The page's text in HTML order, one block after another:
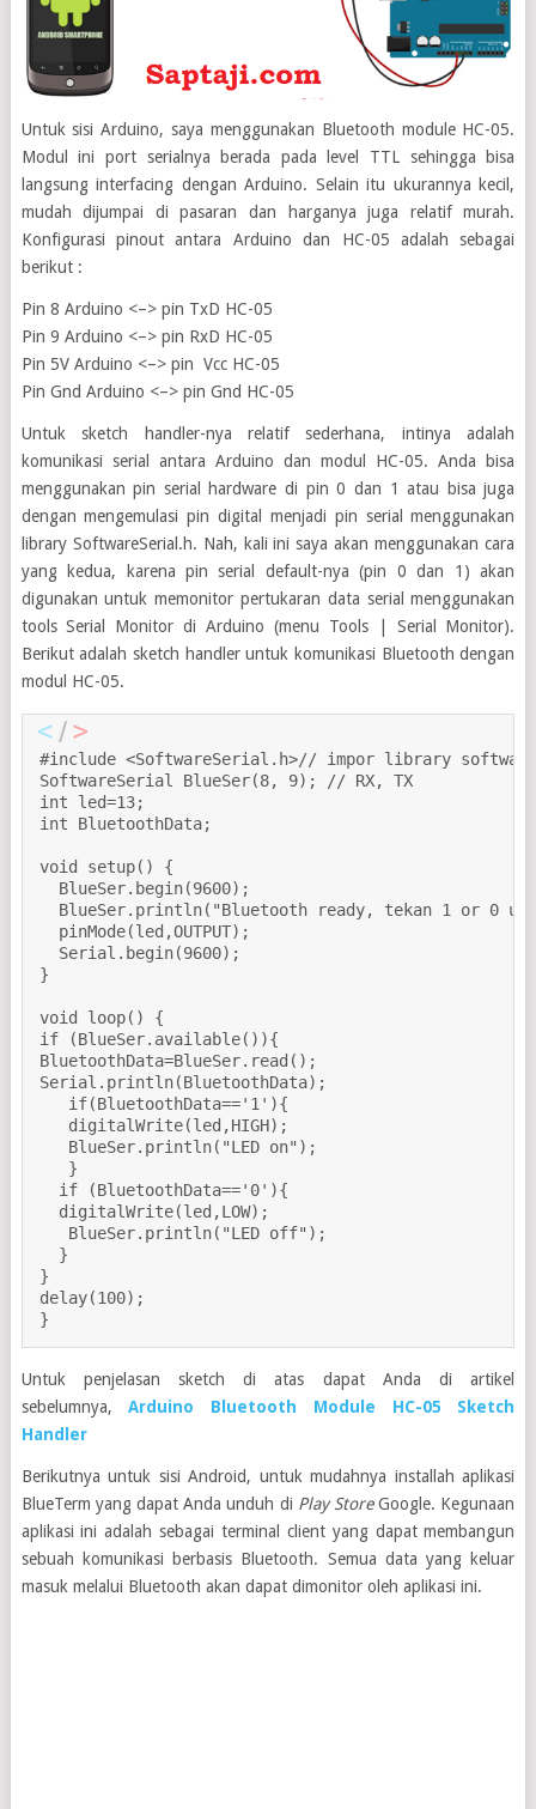
Untuk sisi Arduino, saya menggunakan Bluetooth module HC-05.
Modul ini port serialnya berada pada level TTL sehingga bisa
langsung interfacing dengan Arduino. Selain itu ukurannya kecil,
mudah dijumpai di pasaran dan harganya juga relatif murah.
Konfigurasi pinout antara Arduino dan HC-05 adalah sebagai
berikut :
Pin 8 Arduino <–> pin TxD HC-05
Pin 9 Arduino <–> pin RxD HC-05
Pin 5V Arduino <–> pin Vcc HC-05
Pin Gnd Arduino <–> pin Gnd HC-05
Untuk sketch handler-nya relatif sederhana, intinya adalah
komunikasi serial antara Arduino dan modul HC-05. Anda bisa
menggunakan pin serial hardware di pin 0 dan 1 atau bisa juga
dengan mengemulasi pin digital menjadi pin serial menggunakan
library SoftwareSerial.h. Nah, kali ini saya akan menggunakan cara
yang kedua, karena pin serial default-nya (pin 0 dan 1) akan
digunakan untuk memonitor pertukaran data serial menggunakan
tools Serial Monitor di Arduino (menu Tools | Serial Monitor).
Berikut adalah sketch handler untuk komunikasi Bluetooth dengan
modul HC-05.
#include <SoftwareSerial.h>// impor library
SoftwareSerial BlueSer(8, 9); // RX, TX
int led=13;
int BluetoothData;
void setup() {
BlueSer.begin(9600);
BlueSer.println("Bluetooth ready, tekan 1 or 0
pinMode(led,OUTPUT);
Serial.begin(9600);
}
void loop() {
if (BlueSer.available()){
BluetoothData=BlueSer.read();
Serial.println(BluetoothData);
if(BluetoothData=='1'){
digitalWrite(led,HIGH);
BlueSer.println("LED on");
}
if (BluetoothData=='0'){
digitalWrite(led,LOW);
BlueSer.println("LED off");
}
}
delay(100);
}
Untuk penjelasan sketch di atas dapat Anda di artikel
sebelumnya,Arduino Bluetooth Module HC-05 Sketch
Handler
Berikutnya untuk sisi Android, untuk mudahnya installah aplikasi
BlueTerm yang dapat Anda unduh di Play StoreGoogle. Kegunaan
aplikasi ini adalah sebagai terminal client yang dapat membangun
sebuah komunikasi berbasis Bluetooth. Semua data yang keluar
masuk melalui Bluetooth akan dapat dimonitor oleh aplikasi ini.